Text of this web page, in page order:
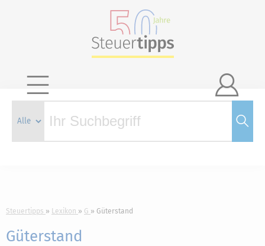

Steuertipps Lexikon G Güterstand
Güterstand